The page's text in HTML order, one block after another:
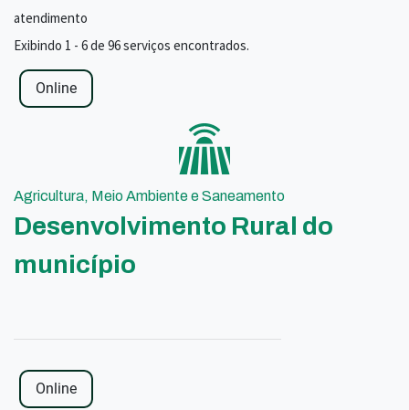
atendimento
Exibindo 1 - 6 de 96 serviços encontrados.
Online
Agricultura, Meio Ambiente e Saneamento
Desenvolvimento Rural do
município
Online